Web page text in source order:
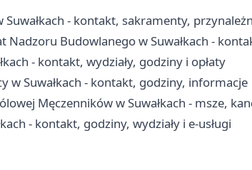
Suwałkach - kontakt, sakramenty,
Budowlanego w Suwałkach -
- kontakt, wydziały, godziny i opłaty
w Suwałkach - kontakt, godziny, informacje
Męczenników w Suwałkach - msze,
- kontakt, godziny, wydziały i e-usługi